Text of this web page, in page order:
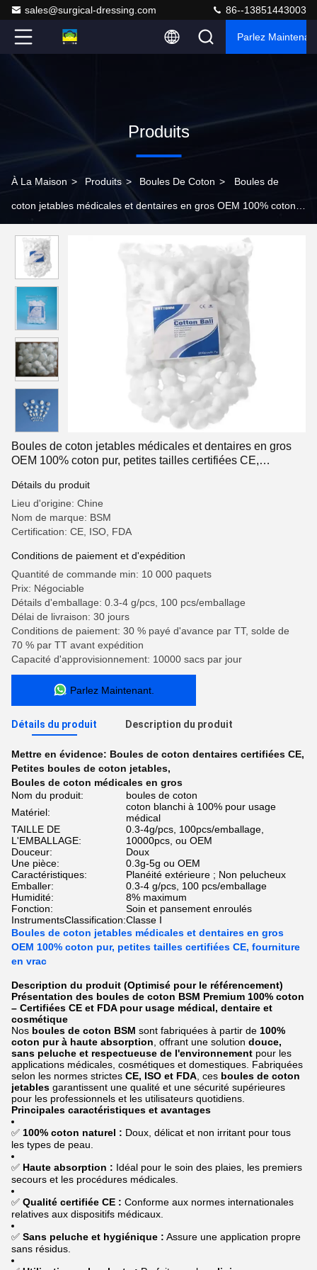
sales@surgical-dressing.com 86--13851443003
Parlez
Produits
À La Maison > Produits > Boules De Coton > Boules de
coton jetables médicales et dentaires en gros OEM 100% coton
Boules de coton jetables médicales et dentaires en gros
OEM 100% coton pur, petites tailles certifiées CE,
Détails du produit
Lieu d'origine: Chine
Nom de marque: BSM
Certification: CE, ISO, FDA
Conditions de paiement et d'expédition
Quantité de commande min: 10 000 paquets
Prix: Négociable
Détails d'emballage: 0.3-4 g/pcs, 100 pcs/emballage
Délai de livraison: 30 jours
Conditions de paiement: 30 % payé d'avance par TT, solde de
70 % par TT avant expédition
Capacité d'approvisionnement: 10000 sacs par jour
Parlez Maintenant.
Détails du produit Description du produit
Mettre en évidence: Boules de coton dentaires certifiées CE,
Petites boules de coton jetables,
Boules de coton médicales en gros
Nom du produit:
boules de coton
Matériel:
coton blanchi à 100% pour usage
médical
TAILLE DE
L'EMBALLAGE:
0.3-4g/pcs, 100pcs/emballage,
10000pcs, ou OEM
Douceur:
Doux
Une pièce:
0.3g-5g ou OEM
Caractéristiques:
Planéité extérieure ; Non pelucheux
Emballer:
0.3-4 g/pcs, 100 pcs/emballage
Humidité:
8% maximum
Fonction:
Soin et pansement enroulés
InstrumentsClassification:Classe I
Boules de coton jetables médicales et dentaires en gros
OEM 100% coton pur, petites tailles certifiées CE, fourniture
en vrac
Description du produit (Optimisé pour le référencement)
Présentation des boules de coton BSM Premium 100% coton
– Certifiées CE et FDA pour usage médical, dentaire et
cosmétique
Nos boules de coton BSM sont fabriquées à partir de 100%
coton pur à haute absorption , offrant une solution douce,
sans peluche et respectueuse de l'environnement pour les
applications médicales, cosmétiques et domestiques. Fabriquées
selon les normes strictes CE, ISO et FDA , ces boules de coton
jetables garantissent une qualité et une sécurité supérieures
pour les professionnels et les utilisateurs quotidiens.
Principales caractéristiques et avantages
✅ 100% coton naturel : Doux, délicat et non irritant pour tous
les types de peau.
✅ Haute absorption : Idéal pour le soin des plaies, les premiers
secours et les procédures médicales.
✅ Qualité certifiée CE : Conforme aux normes internationales
relatives aux dispositifs médicaux.
✅ Sans peluche et hygiénique : Assure une application propre
sans résidus.